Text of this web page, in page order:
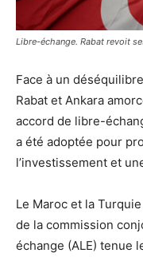
Libre-échange. Rabat revoit
Face à un
Rabat et Ankara
accord de libre-
a été adoptée pour
l’investissement et
Le Maroc et la
de la commission
échange (ALE) tenue